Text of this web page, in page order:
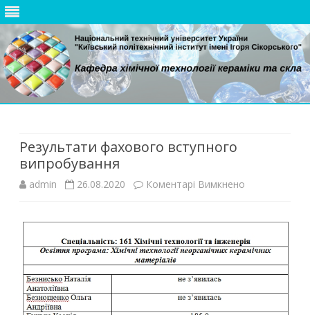
Результати фахового вступного
випробування
admin 26.08.2020 Коментарі Вимкнено
вступного